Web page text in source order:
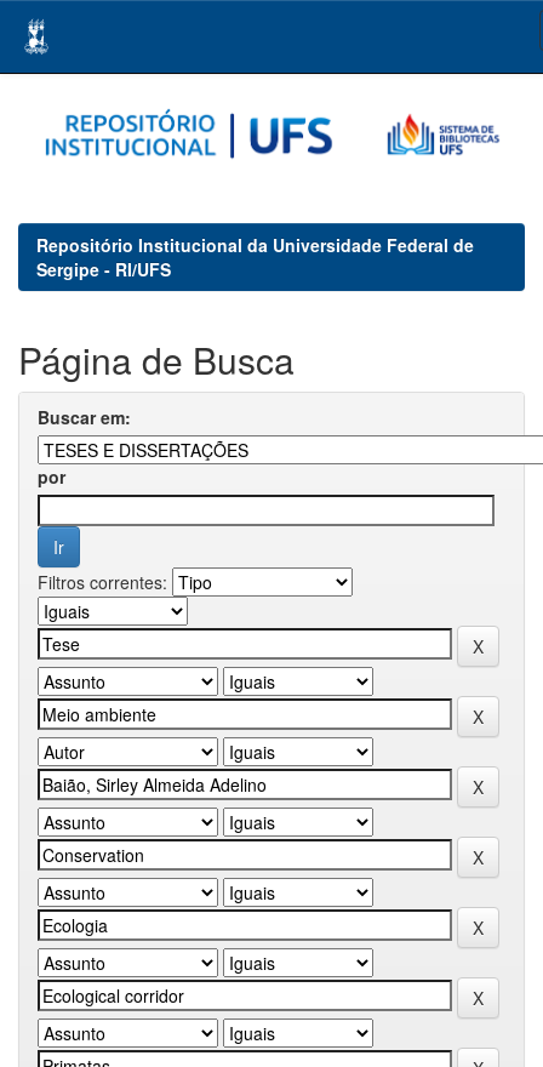
navigation
Repositório Institucional da Universidade Federal de
Sergipe - RI/UFS
Página de Busca
Buscar em:
por
Filtros correntes: